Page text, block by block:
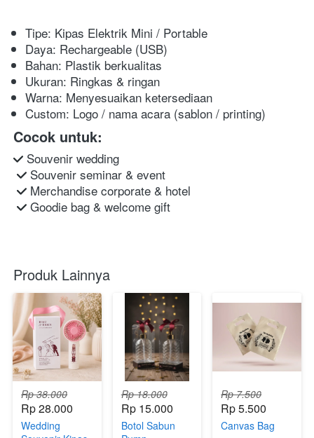
Tipe: Kipas Elektrik Mini / Portable
Daya: Rechargeable (USB)
Bahan: Plastik berkualitas
Ukuran: Ringkas & ringan
Warna: Menyesuaikan ketersediaan
Custom: Logo / nama acara (sablon / printing)
Cocok untuk:
Souvenir wedding
Souvenir seminar & event
Merchandise corporate & hotel
Goodie bag & welcome gift
Produk Lainnya
Rp 38.000
Rp 28.000
Wedding
Rp 18.000
Rp 15.000
Botol Sabun
Rp 7.500
Rp 5.500
Canvas Bag